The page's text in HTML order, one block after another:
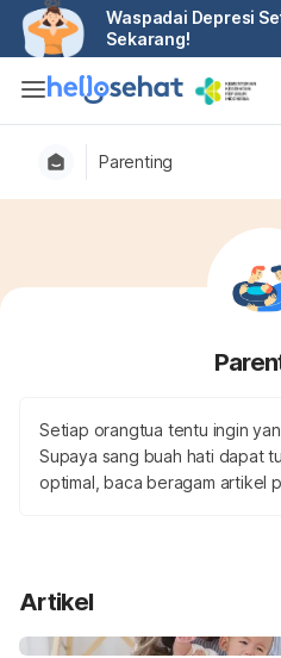
Waspadai Depresi
Sekarang!
Parenting
Setiap orangtua tentu ingin
Supaya sang buah hati dapat
optimal, baca beragam artikel
Artikel